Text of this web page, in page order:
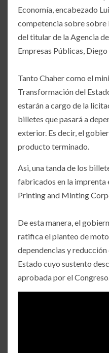
Economía, encabezado
competencia sobre sobre
del titular de la Agencia
Empresas Públicas, Diego
Tanto Chaher como el
Transformación del
estarán a cargo de la
billetes que pasará a
exterior. Es decir, el
producto terminado.
Asi, una tanda de los
fabricados en la imprenta
Printing and Minting
De esta manera, el
ratifica el planteo de
dependencias y
Estado cuyo sustento
aprobada por el